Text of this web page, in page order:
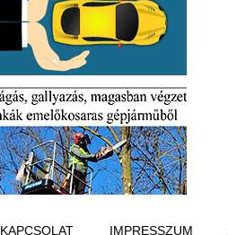
KAPCSOLAT IMPRESSZUM